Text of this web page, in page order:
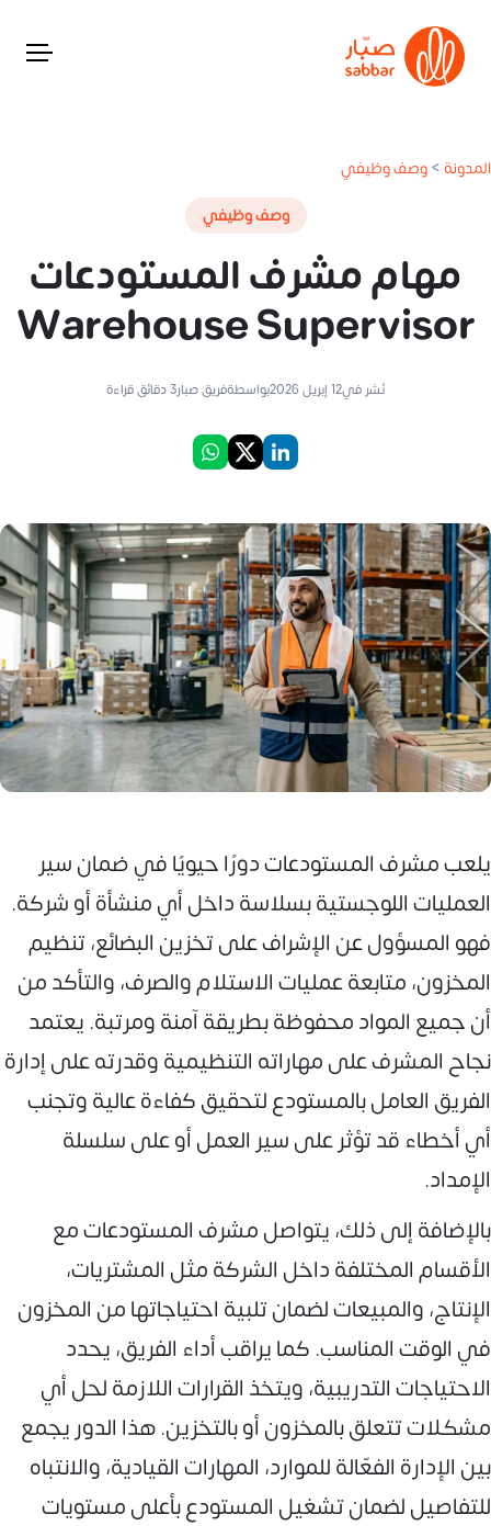
المدونة>وصف وظيفي
وصف وظيفي
مهام مشرف المستودعات
Warehouse Supervisor
نُشر في12 إبريل 2026 بواسطةفريق صبار3دقائق قراءة
يلعب مشرف المستودعات دورًا حيويًا في ضمان سير
العمليات اللوجستية بسلاسة داخل أي منشأة أو شركة.
فهو المسؤول عن الإشراف على تخزين البضائع، تنظيم
المخزون، متابعة عمليات الاستلام والصرف، والتأكد من
أن جميع المواد محفوظة بطريقة آمنة ومرتبة. يعتمد
نجاح المشرف على مهاراته التنظيمية وقدرته على إدارة
الفريق العامل بالمستودع لتحقيق كفاءة عالية وتجنب
أي أخطاء قد تؤثر على سير العمل أو على سلسلة
الإمداد.
بالإضافة إلى ذلك، يتواصل مشرف المستودعات مع
الأقسام المختلفة داخل الشركة مثل المشتريات،
الإنتاج، والمبيعات لضمان تلبية احتياجاتها من المخزون
في الوقت المناسب. كما يراقب أداء الفريق، يحدد
الاحتياجات التدريبية، ويتخذ القرارات اللازمة لحل أي
مشكلات تتعلق بالمخزون أو بالتخزين. هذا الدور يجمع
بين الإدارة الفعّالة للموارد، المهارات القيادية، والانتباه
للتفاصيل لضمان تشغيل المستودع بأعلى مستويات